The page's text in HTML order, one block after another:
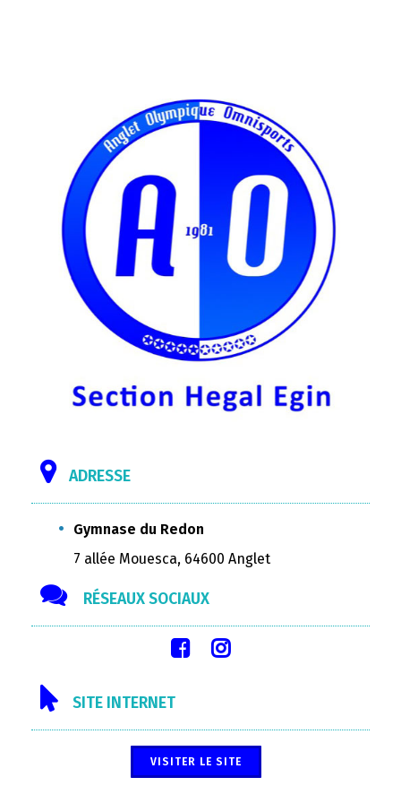
ADRESSE
Gymnase du Redon
7 allée Mouesca, 64600 Anglet
RÉSEAUX SOCIAUX
SITE INTERNET
VISITER LE SITE